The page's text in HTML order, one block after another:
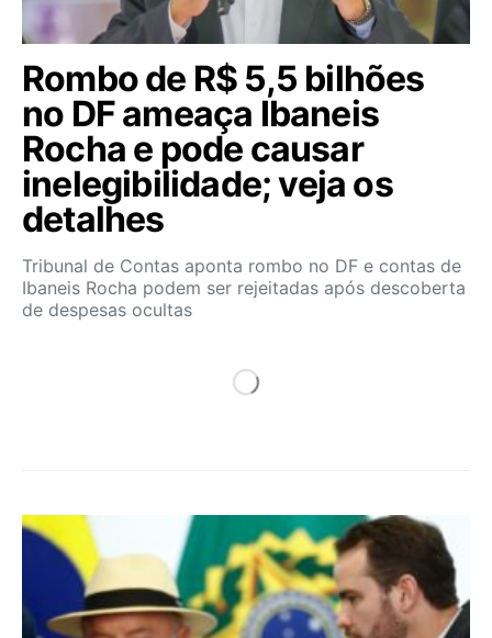
Rombo de R$ 5,5 bilhões
no DF ameaça Ibaneis
Rocha e pode causar
inelegibilidade; veja os
detalhes
Tribunal de Contas aponta rombo no DF e contas de
Ibaneis Rocha podem ser rejeitadas após descoberta
de despesas ocultas